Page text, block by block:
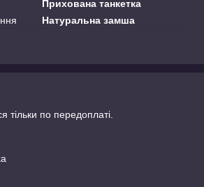
Прихована танкетка
Натуральна замша
тільки по передоплаті.